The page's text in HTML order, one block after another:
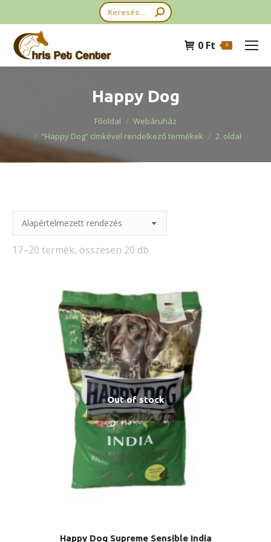
Search:
0 Ft 0
Happy Dog
Főoldal
Webáruház
“Happy Dog” címkével rendelkező termékek
2. oldal
17–20 termék, összesen 20 db
Out of stock
Happy Dog Supreme Sensible India